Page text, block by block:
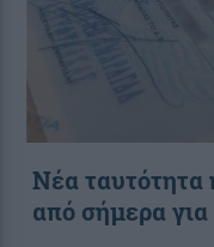
Νέα ταυτότητα
από σήμερα για